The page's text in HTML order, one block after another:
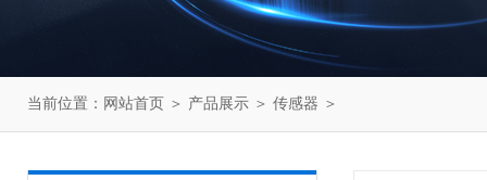
当前位置： 网站首页 ＞ 产品展示 ＞ 传感器 ＞